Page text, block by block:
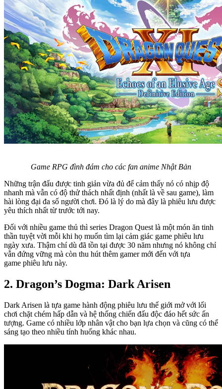
Game RPG đình đám cho các fan anime Nhật Bản
Những trận đấu được tinh giản vừa đủ để cảm thấy nó có nhịp độ
nhanh mà vẫn có độ thử thách nhất định (nhất là về sau game), làm
hài lòng đại đa số người chơi. Đó là lý do mà đây là phiêu lưu được
yêu thích nhất từ trước tới nay.
Đối với nhiều game thủ thì series Dragon Quest là một món ăn tinh
thần tuyệt vời mỗi khi họ muốn tìm lại cảm giác game phiêu lưu
ngày xưa. Thậm chí dù đã tồn tại được 30 năm nhưng nó không chỉ
vẫn đứng vững mà còn thu hút thêm gamer mới đến với tựa
game phiêu lưu này.
2. Dragon’s Dogma: Dark Arisen
Dark Arisen là tựa game hành động phiêu lưu thế giới mở với lối
chơi chặt chém hấp dẫn và hệ thống chiến đấu độc đáo hết sức ấn
tượng. Game có nhiều lớp nhân vật cho bạn lựa chọn và cũng có thể
sáng tạo theo nhiều tính huống khác nhau.